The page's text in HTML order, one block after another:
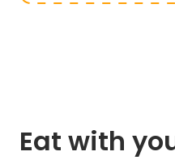
Eat with